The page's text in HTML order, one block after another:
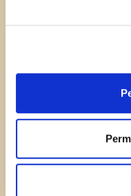
2.Add the finely
with the grated
pepper and mix it
hands.
3.Add the
your hands until
refrigerator for an